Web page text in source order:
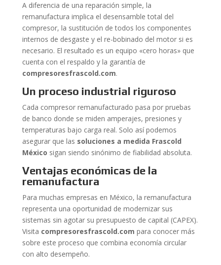
A diferencia de una reparación simple, la
remanufactura implica el desensamble total del
compresor, la sustitución de todos los componentes
internos de desgaste y el re-bobinado del motor si es
necesario. El resultado es un equipo «cero horas» que
cuenta con el respaldo y la garantía de
compresoresfrascold.com.
Un proceso industrial riguroso
Cada compresor remanufacturado pasa por pruebas
de banco donde se miden amperajes, presiones y
temperaturas bajo carga real. Solo así podemos
asegurar que las soluciones a medida Frascold
México sigan siendo sinónimo de fiabilidad absoluta.
Ventajas económicas de la
remanufactura
Para muchas empresas en México, la remanufactura
representa una oportunidad de modernizar sus
sistemas sin agotar su presupuesto de capital (CAPEX).
Visita compresoresfrascold.com para conocer más
sobre este proceso que combina economía circular
con alto desempeño.